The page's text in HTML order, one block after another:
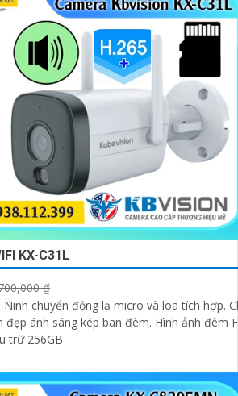
KX-C31L
₫
Ninh chuyển động lạ micro và loa tích hợp.
đẹp ánh sáng kép ban đêm. Hình ảnh đêm
trữ 256GB